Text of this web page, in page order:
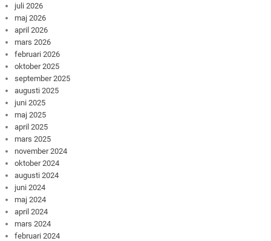
juli 2026
maj 2026
april 2026
mars 2026
februari 2026
oktober 2025
september 2025
augusti 2025
juni 2025
maj 2025
april 2025
mars 2025
november 2024
oktober 2024
augusti 2024
juni 2024
maj 2024
april 2024
mars 2024
februari 2024